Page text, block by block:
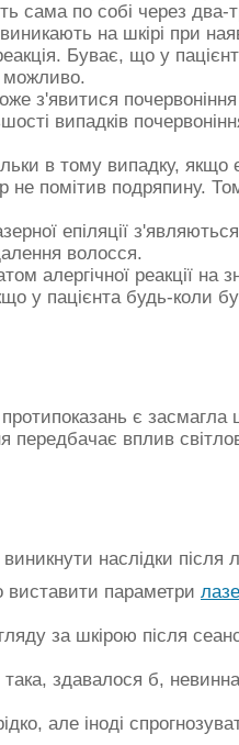
сама по собі через два-
на шкірі при
Буває, що у
можливо.
з'явитися почервоніння
випадків
в тому випадку,
не помітив подряпину.
епіляції
волосся.
алергічної реакції на
у пацієнта будь-коли
є засмагла
вплив
наслідки після
виставити параметри
за шкірою після
здавалося б,
але іноді